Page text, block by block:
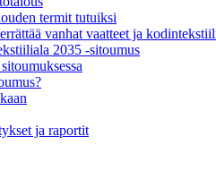
termit tutuiksi
vanhat vaatteet ja
2035 -sitoumus
ja raportit